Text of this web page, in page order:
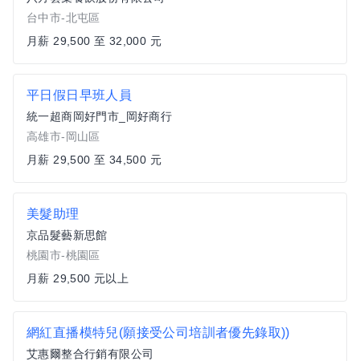
台中市-北屯區
月薪 29,500 至 32,000 元
平日假日早班人員
統一超商岡好門市_岡好商行
高雄市-岡山區
月薪 29,500 至 34,500 元
美髮助理
京品髮藝新思館
桃園市-桃園區
月薪 29,500 元以上
網紅直播模特兒(願接受公司培訓者優先錄取))
艾惠爾整合行銷有限公司